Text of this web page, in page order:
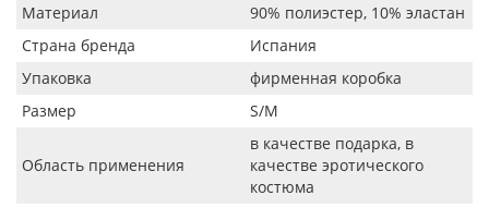
Материал
90% полиэстер, 10% эластан
Страна бренда
Испания
Упаковка
фирменная коробка
Размер
S/M
Область применения
в качестве подарка, в
качестве эротического
костюма